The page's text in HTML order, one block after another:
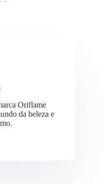
Oriflame
da beleza e